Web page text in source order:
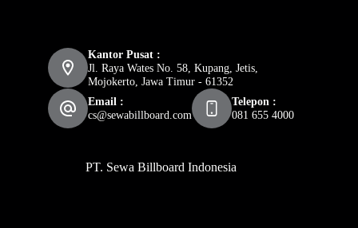
Kantor Pusat :
Jl. Raya Wates No. 58, Kupang, Jetis,
Mojokerto, Jawa Timur - 61352
Email :
cs@sewabillboard.com
Telepon :
081 655 4000
PT. Sewa Billboard Indonesia